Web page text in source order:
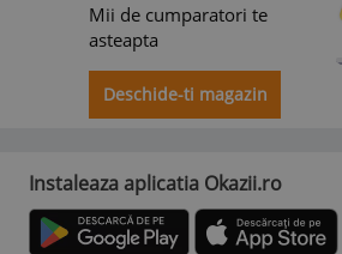
Mii de cumparatori te
asteapta
Deschide-ti magazin
Instaleaza aplicatia Okazii.ro